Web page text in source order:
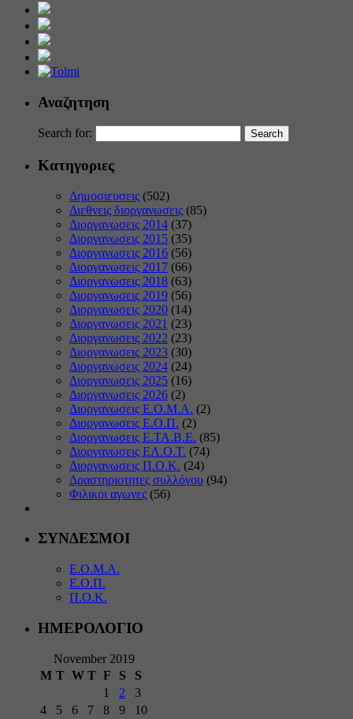
Αναζητηση
Search for:
Κατηγοριες
Δημοσιευσεις (502)
Διεθνεις διοργανωσεις (85)
Διοργανωσεις 2014 (37)
Διοργανωσεις 2015 (35)
Διοργανωσεις 2016 (56)
Διοργανωσεις 2017 (66)
Διοργανωσεις 2018 (63)
Διοργανωσεις 2019 (56)
Διοργανωσεις 2020 (14)
Διοργανωσεις 2021 (23)
Διοργανωσεις 2022 (23)
Διοργανωσεις 2023 (30)
Διοργανωσεις 2024 (24)
Διοργανωσεις 2025 (16)
Διοργανωσεις 2026 (2)
Διοργανωσεις Ε.Ο.Μ.Α. (2)
Διοργανωσεις Ε.Ο.Π. (2)
Διοργανωσεις Ε.ΤΑ.Β.Ε. (85)
Διοργανωσεις ΕΛ.Ο.Τ. (74)
Διοργανωσεις Π.Ο.Κ. (24)
Δραστηριοτητες συλλόγου (94)
Φιλικοι αγωνες (56)
ΣΥΝΔΕΣΜΟΙ
Ε.Ο.Μ.Α.
Ε.Ο.Π.
Π.Ο.Κ.
ΗΜΕΡΟΛΟΓΙΟ
November 2019
M T W T F S
S
1
2
3
4
5 6 7 8 9
10